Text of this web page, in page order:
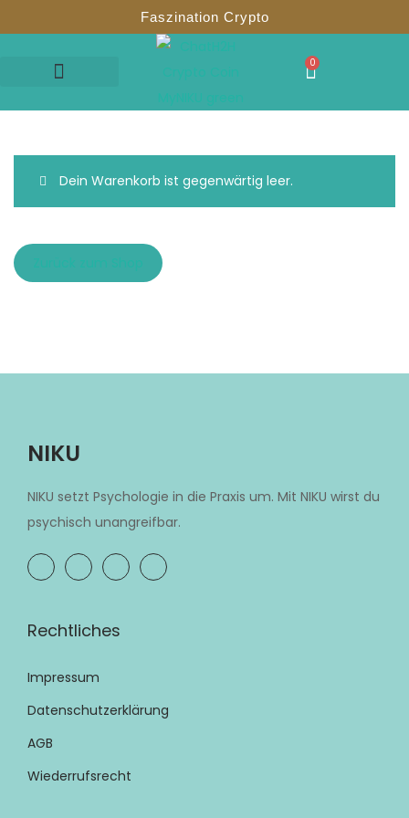
Faszination Crypto
0
Dein Warenkorb ist gegenwärtig leer.
Zurück zum Shop
NIKU
NIKU setzt Psychologie in die Praxis um. Mit NIKU wirst du
psychisch unangreifbar.
Rechtliches
Impressum
Datenschutzerklärung
AGB
Wiederrufsrecht